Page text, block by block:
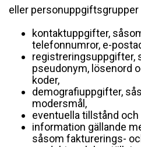
eller
kontaktuppgifter,
telefonnumror, e-
registreringsuppgifter,
pseudonym, lösenord
koder,
demografiuppgifter,
modersmål,
eventuella tillstånd
information gällande
såsom fakturerings-